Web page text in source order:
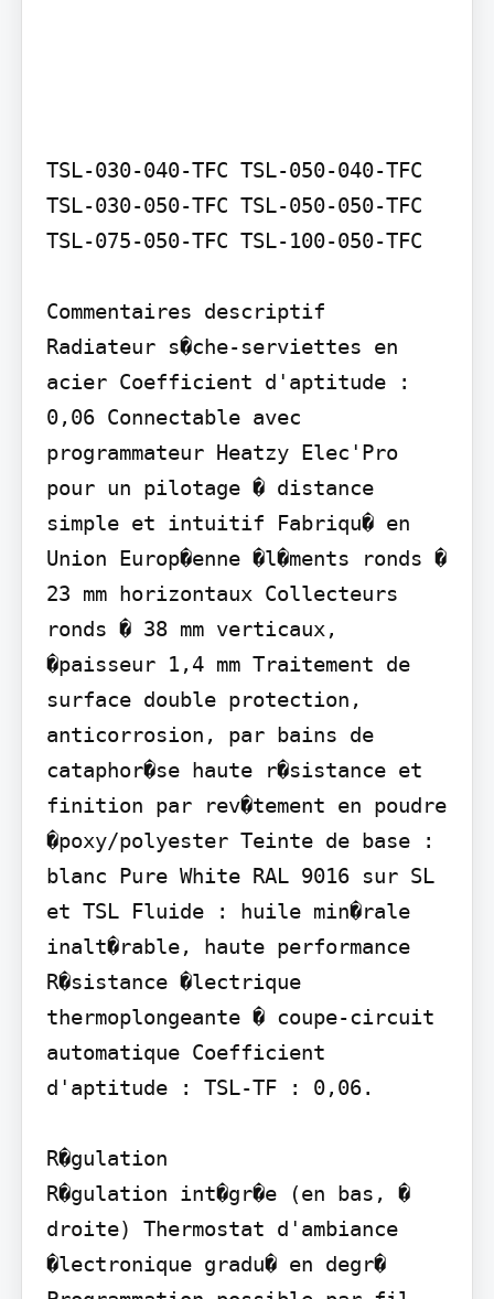
TSL-030-040-TFC TSL-050-040-TFC
TSL-030-050-TFC TSL-050-050-TFC
TSL-075-050-TFC TSL-100-050-TFC
Commentaires descriptif
Radiateur s�che-serviettes en
acier Coefficient d'aptitude :
0,06 Connectable avec
programmateur Heatzy Elec'Pro
pour un pilotage � distance
simple et intuitif Fabriqu� en
Union Europ�enne �l�ments ronds �
23 mm horizontaux Collecteurs
ronds � 38 mm verticaux,
�paisseur 1,4 mm Traitement de
surface double protection,
anticorrosion, par bains de
cataphor�se haute r�sistance et
finition par rev�tement en poudre
�poxy/polyester Teinte de base :
blanc Pure White RAL 9016 sur SL
et TSL Fluide : huile min�rale
inalt�rable, haute performance
R�sistance �lectrique
thermoplongeante � coupe-circuit
automatique Coefficient
d'aptitude : TSL-TF : 0,06.
R�gulation
R�gulation int�gr�e (en bas, �
droite) Thermostat d'ambiance
�lectronique gradu� en degr�